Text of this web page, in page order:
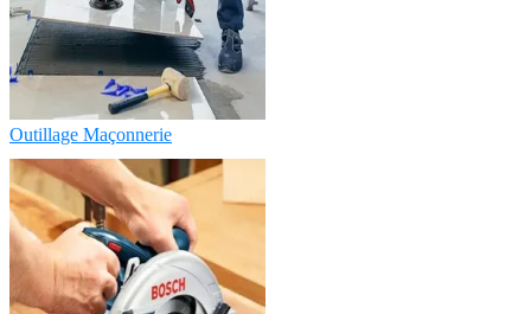
Outillage Maçonnerie